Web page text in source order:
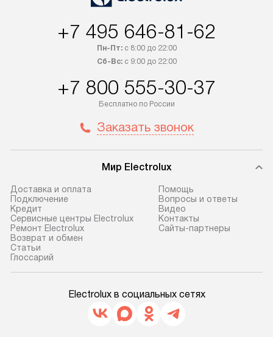
+7 495 646-81-62
Пн-Пт:с 8:00 до 22:00
Сб-Вс:с 9:00 до 22:00
+7 800 555-30-37
Бесплатно по России
Заказать звонок
Мир Electrolux
Доставка и оплата
Подключение
Кредит
Сервисные центры Electrolux
Ремонт Electrolux
Возврат и обмен
Cтатьи
Глоссарий
Помощь
Вопросы и ответы
Видео
Контакты
Сайты-партнеры
Electrolux в социальных сетях